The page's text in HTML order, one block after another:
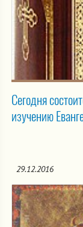
Сегодня
изучению
29.12.2016